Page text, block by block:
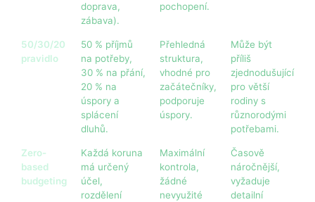
doprava,
zábava).
pochopení.
50/30/20
pravidlo
50 % příjmů
na potřeby,
30 % na přání,
20 % na
úspory a
splácení
dluhů.
Přehledná
struktura,
vhodné pro
začátečníky,
podporuje
úspory.
Může být
příliš
zjednodušující
pro větší
rodiny s
různorodými
potřebami.
Zero-
based
budgeting
Každá koruna
má určený
účel,
rozdělení
Maximální
kontrola,
žádné
nevyužité
Časově
náročnější,
vyžaduje
detailní